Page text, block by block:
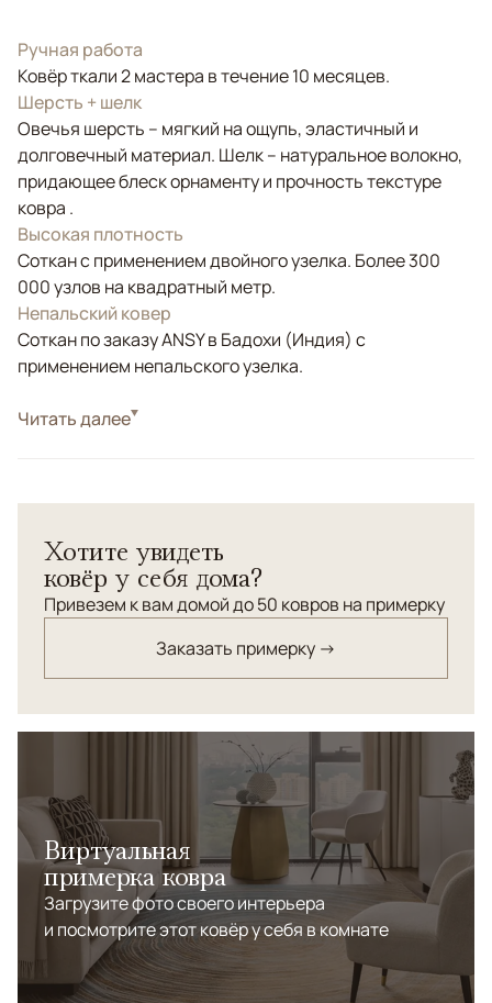
Ручная работа
Ковёр ткали 2 мастера в течение 10 месяцев.
Шерсть + шелк
Овечья шерсть – мягкий на ощупь, эластичный и
долговечный материал. Шелк – натуральное волокно,
придающее блеск орнаменту и прочность текстуре
ковра .
Высокая плотность
Соткан с применением двойного узелка. Более 300
000 узлов на квадратный метр.
Непальский ковер
Соткан по заказу ANSY в Бадохи (Индия) с
применением непальского узелка.
СтильСовременные
Читать далее
Хотите увидеть
ковёр у себя дома?
Привезем к вам домой до 50 ковров на примерку
Заказать примерку →
Виртуальная
примерка ковра
Загрузите фото своего интерьера
и посмотрите этот ковёр у себя в комнате